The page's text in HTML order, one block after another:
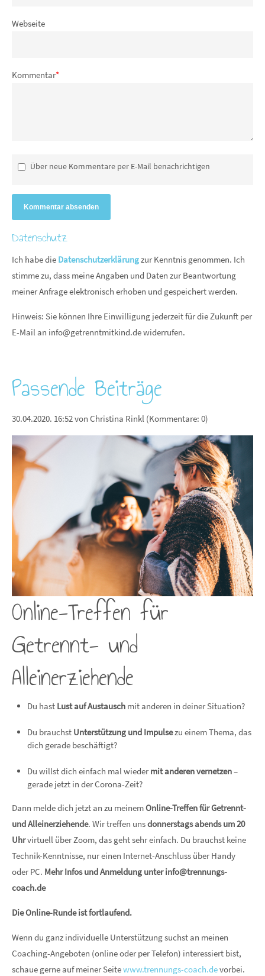
Webseite
Kommentar*
Über neue Kommentare per E-Mail benachrichtigen
Kommentar absenden
Datenschutz
Ich habe die Datenschutzerklärungzur Kenntnis genommen. Ich
stimme zu, dass meine Angaben und Daten zur Beantwortung
meiner Anfrage elektronisch erhoben und gespeichert werden.
Hinweis: Sie können Ihre Einwilligung jederzeit für die Zukunft per
E-Mail an info@getrenntmitkind.dewiderrufen.
Passende Beiträge
30.04.2020. 16:52von Christina Rinkl (Kommentare: 0)
Online-Treffen für
Getrennt- und
Alleinerziehende
Du hast Lust auf Austausch mit anderen in deiner Situation?
Du brauchst Unterstützung und Impulsezu einem Thema, das
dich gerade beschäftigt?
Du willst dich einfach mal wieder mit anderen vernetzen–
gerade jetzt in der Corona-Zeit?
Dann melde dich jetzt an zu meinemOnline-Treffen für Getrennt-
und Alleinerziehende. Wir treffen unsdonnerstags abends um 20
Uhrvirtuell über Zoom, das geht sehr einfach. Du brauchst keine
Technik-Kenntnisse, nur einen Internet-Anschluss über Handy
oder PC. Mehr Infos und Anmeldung unter info@trennungs-
coach.de
Die Online-Runde ist fortlaufend.
Wenn du ganz individuelle Unterstützung suchst an meinen
Coaching-Angeboten (online oder per Telefon) interessiert bist,
schaue gerne auf meiner Seitewww.trennungs-coach.devorbei.